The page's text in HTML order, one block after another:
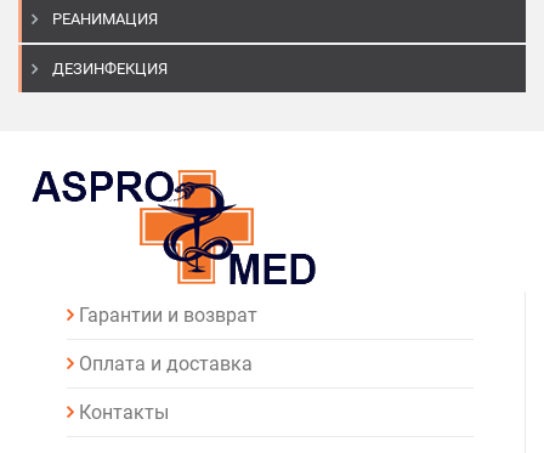
РЕАНИМАЦИЯ
ДЕЗИНФЕКЦИЯ
Гарантии и возврат
Оплата и доставка
Контакты